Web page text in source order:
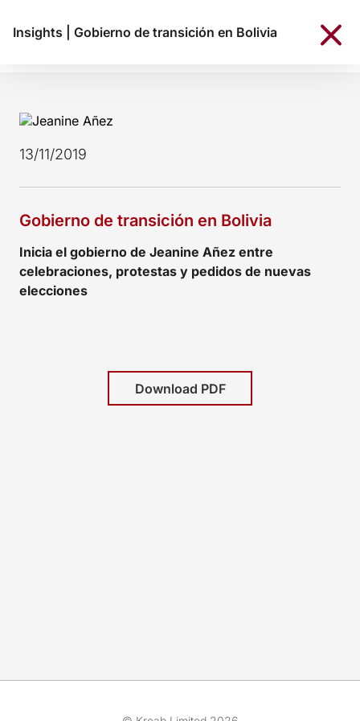
Insights Gobierno de transición en Bolivia
13/11/2019
Gobierno de transición en Bolivia
Inicia el gobierno de Jeanine Añez entre
celebraciones, protestas y pedidos de nuevas
elecciones
Download PDF